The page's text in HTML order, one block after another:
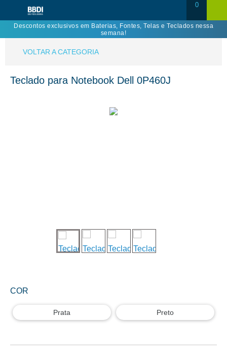
0
Descontos exclusivos em Baterias, Fontes, Telas e Teclados nessa
semana!
VOLTAR A CATEGORIA
Teclado para Notebook Dell 0P460J
COR
Prata Preto